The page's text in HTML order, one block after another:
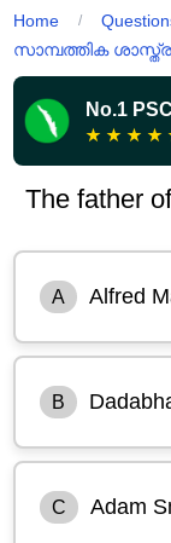
Home /
സാമ്പത്തിക
No.1
★ ★ ★ ★
The father
A Alfred
B
C Adam